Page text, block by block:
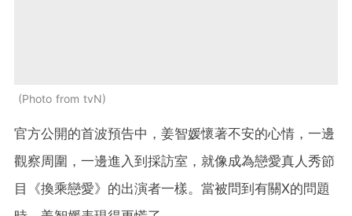
Photo from tvN
官方公開的首波預告中， 姜智媛懷著不安的心情，一邊
觀察周圍，一邊進入到採訪室，就像成為戀愛真人秀節
目《換乘戀愛》的出演者一樣。當被問到有關X的問題